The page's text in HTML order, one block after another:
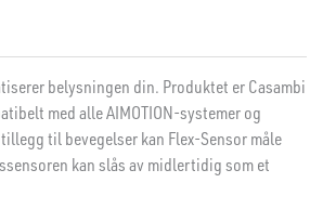
belysningen din. Produktet er Casambi
med alle AIMOTION-systemer og
til bevegelser kan Flex-Sensor måle
kan slås av midlertidig som et